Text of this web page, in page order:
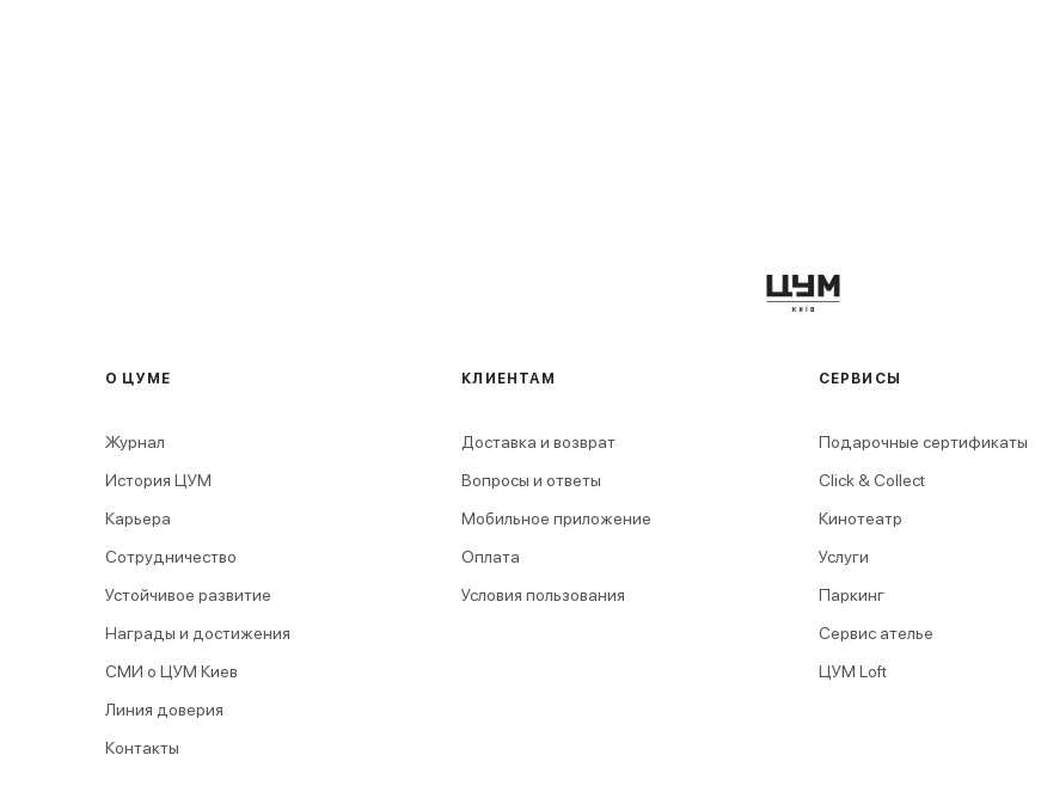
О ЦУМЕ
Журнал
История ЦУМ
Карьера
Сотрудничество
Устойчивое развитие
Награды и достижения
СМИ о ЦУМ Киев
Линия доверия
Контакты
КЛИЕНТАМ
Доставка и возврат
Вопросы и ответы
Мобильное приложение
Оплата
Условия пользования
СЕРВИСЫ
Подарочные сертификаты
Click & Collect
Кинотеатр
Услуги
Паркинг
Сервис ателье
ЦУМ Loft